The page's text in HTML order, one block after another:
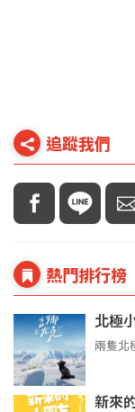
追蹤我們
熱門排行榜
北極
兩隻北
新來